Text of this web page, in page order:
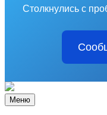
Столкнулись с
Меню